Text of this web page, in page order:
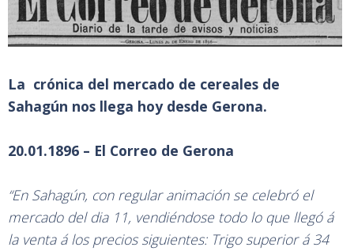
La crónica del mercado de cereales de
Sahagún nos llega hoy desde Gerona.
20.01.1896 – El Correo de Gerona
“En Sahagún, con regular animación se celebró el
mercado del dia 11, vendiéndose todo lo que llegó á
la venta á los precios siguientes: Trigo superior á 34